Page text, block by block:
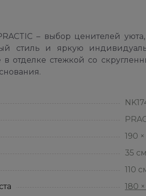
– выбор ценителей
стиль и яркую
в отделке стежкой со
190 ×
35 см
110
180